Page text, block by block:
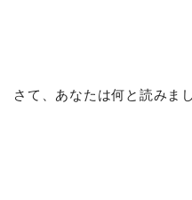
さて、あなたは何と読みま